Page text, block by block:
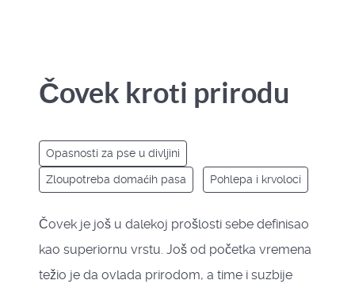
Čovek kroti prirodu
Opasnosti za pse u divljini
Zloupotreba domaćih pasa Pohlepa i krvoloci
Čovek je još u dalekoj prošlosti sebe definisao
kao superiornu vrstu. Još od početka vremena
težio je da ovlada prirodom, a time i suzbije